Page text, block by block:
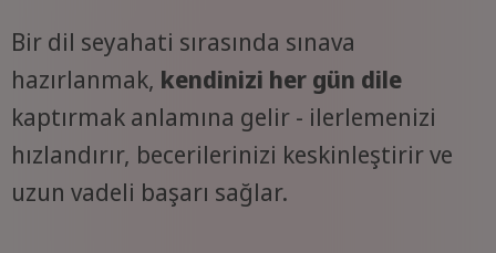
Bir dil seyahati sırasında sınava
hazırlanmak, kendinizi her gün dile
kaptırmak anlamına gelir - ilerlemenizi
hızlandırır, becerilerinizi keskinleştirir ve
uzun vadeli başarı sağlar.